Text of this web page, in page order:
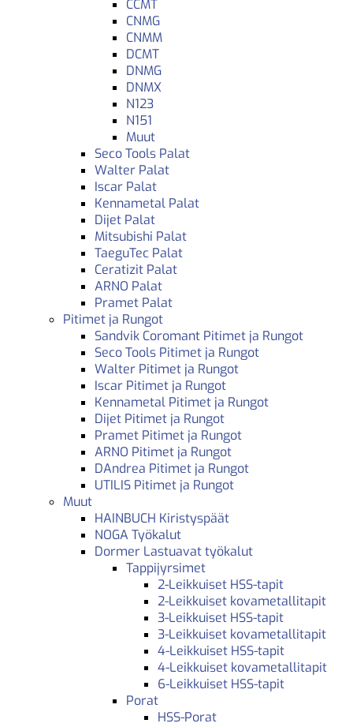
CCMT
CNMG
CNMM
DCMT
DNMG
DNMX
N123
N151
Muut
Seco Tools Palat
Walter Palat
Iscar Palat
Kennametal Palat
Dijet Palat
Mitsubishi Palat
TaeguTec Palat
Ceratizit Palat
ARNO Palat
Pramet Palat
Pitimet ja Rungot
Sandvik Coromant Pitimet ja Rungot
Seco Tools Pitimet ja Rungot
Walter Pitimet ja Rungot
Iscar Pitimet ja Rungot
Kennametal Pitimet ja Rungot
Dijet Pitimet ja Rungot
Pramet Pitimet ja Rungot
ARNO Pitimet ja Rungot
DAndrea Pitimet ja Rungot
UTILIS Pitimet ja Rungot
Muut
HAINBUCH Kiristyspäät
NOGA Työkalut
Dormer Lastuavat työkalut
Tappijyrsimet
2-Leikkuiset HSS-tapit
2-Leikkuiset kovametallitapit
3-Leikkuiset HSS-tapit
3-Leikkuiset kovametallitapit
4-Leikkuiset HSS-tapit
4-Leikkuiset kovametallitapit
6-Leikkuiset HSS-tapit
Porat
HSS-Porat